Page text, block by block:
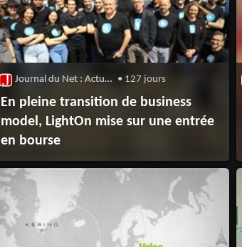
Journal du Net : Actualité du Capital-Risque • 127 jours
En pleine transition de business
model, LightOn mise sur une entrée
en bourse